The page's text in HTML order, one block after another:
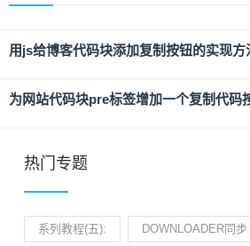
用js给博客代码块添加复制按钮的实现方
为网站代码块pre标签增加一个复制代码
热门专题
系列教程(五): DOWNLOADER同步